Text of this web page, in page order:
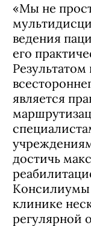
«Мы не
ведения
его
является
достичь
Консилиумы
клинике
регулярной